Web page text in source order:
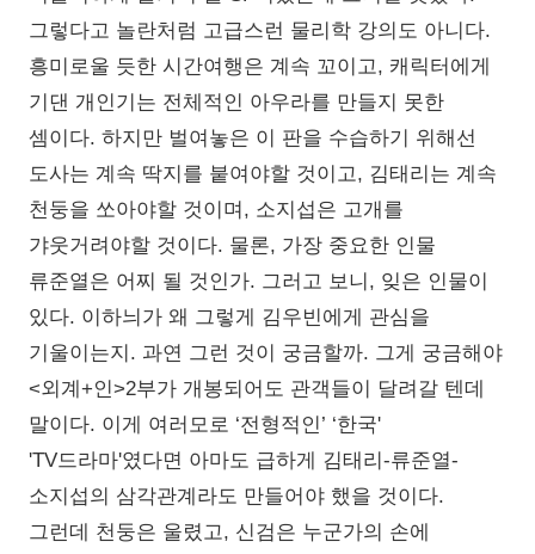
그렇다고 놀란처럼 고급스런 물리학 강의도 아니다.
흥미로울 듯한 시간여행은 계속 꼬이고, 캐릭터에게
기댄 개인기는 전체적인 아우라를 만들지 못한
셈이다. 하지만 벌여놓은 이 판을 수습하기 위해선
도사는 계속 딱지를 붙여야할 것이고, 김태리는 계속
천둥을 쏘아야할 것이며, 소지섭은 고개를
갸웃거려야할 것이다. 물론, 가장 중요한 인물
류준열은 어찌 될 것인가. 그러고 보니, 잊은 인물이
있다. 이하늬가 왜 그렇게 김우빈에게 관심을
기울이는지. 과연 그런 것이 궁금할까. 그게 궁금해야
<외계+인>2부가 개봉되어도 관객들이 달려갈 텐데
말이다. 이게 여러모로 ‘전형적인’ ‘한국'
'TV드라마'였다면 아마도 급하게 김태리-류준열-
소지섭의 삼각관계라도 만들어야 했을 것이다.
그런데 천둥은 울렸고, 신검은 누군가의 손에